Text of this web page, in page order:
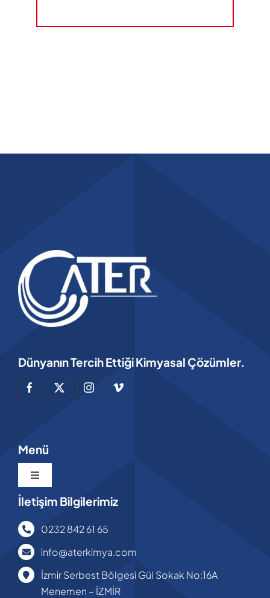
Dünyanın Tercih Ettiği Kimyasal Çözümler.
Menü
Toggle
Anasayfa
Hakkımızda
Ürünlerimiz
İletişim Bilgilerimiz
0232 842 61 65
info@aterkimya.com
İzmir Serbest Bölgesi Gül Sokak No:16A
Menemen – İZMİR